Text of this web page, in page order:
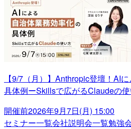
【9/7（月）】Anthropic登壇！AI
具体例ーSkillsで広がるClaudeの
開催前2026年9月7日(月) 15:00
セミナー一覧会社説明会一覧勉強